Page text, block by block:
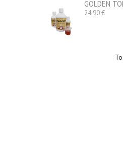
GOLDEN
24,90 €Precio